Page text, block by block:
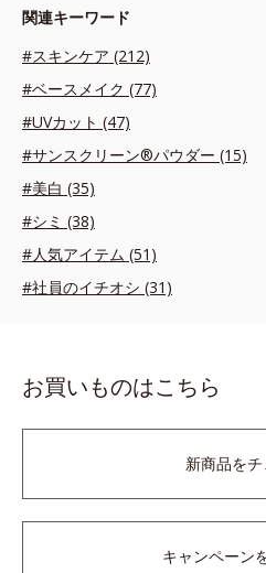
関連キーワード
#スキンケア (212)
#ベースメイク (77)
#UVカット (47)
#サンスクリーン®パウダー (15)
#美白 (35)
#シミ (38)
#人気アイテム (51)
#社員のイチオシ (31)
お買いものはこちら
新商品をチ
キャンペーン